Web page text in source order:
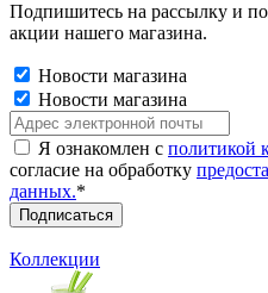
Подпишитесь на рассылку и
акции нашего магазина.
Новости магазина
Новости магазина
Я ознакомлен с политикой
согласие на обработку
данных.*
Коллекции